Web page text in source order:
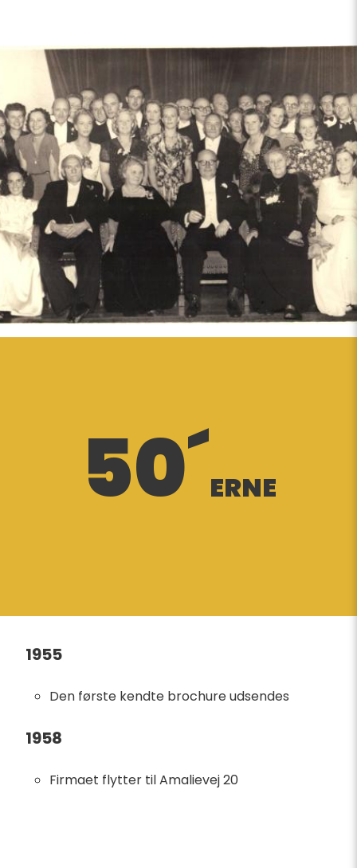
50´ERNE
1955
Den første kendte brochure udsendes
1958
Firmaet flytter til Amalievej 20